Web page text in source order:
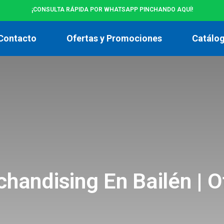
¡CONSULTA RÁPIDA POR WHATSAPP PINCHANDO AQUÍ!
Ofertas y Promociones
En Bailén |